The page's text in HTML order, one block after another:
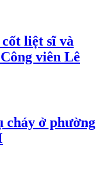
liệt sĩ và
viên Lê
cháy ở phường